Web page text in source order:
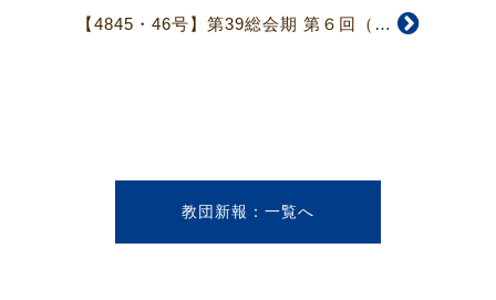
【4845・46号】第39総会期 第６回（臨時）常議員会
教団新報